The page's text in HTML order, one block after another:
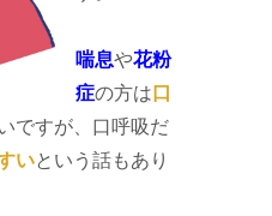
喘息や花粉
症の方は 口
ですが、口呼吸だ
いという話もあり